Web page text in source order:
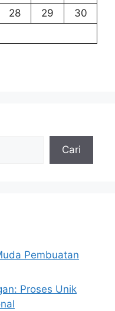
28 29
30
Cari
Pembuatan
Proses Unik